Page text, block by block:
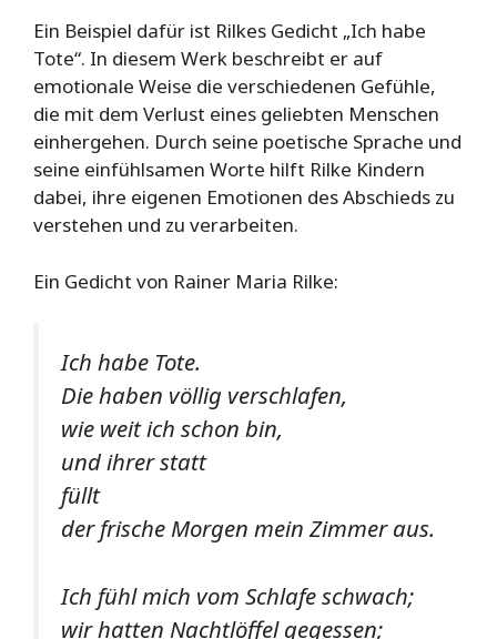
Ein Beispiel dafür ist Rilkes Gedicht „Ich habe
Tote“. In diesem Werk beschreibt er auf
emotionale Weise die verschiedenen Gefühle,
die mit dem Verlust eines geliebten Menschen
einhergehen. Durch seine poetische Sprache und
seine einfühlsamen Worte hilft Rilke Kindern
dabei, ihre eigenen Emotionen des Abschieds zu
verstehen und zu verarbeiten.
Ein Gedicht von Rainer Maria Rilke:
Ich habe Tote.
Die haben völlig verschlafen,
wie weit ich schon bin,
und ihrer statt
füllt
der frische Morgen mein Zimmer aus.
Ich fühl mich vom Schlafe schwach;
wir hatten Nachtlöffel gegessen;